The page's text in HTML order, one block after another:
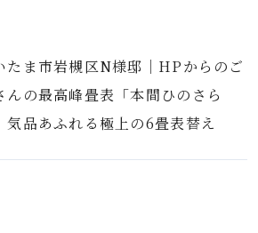
たま市岩槻区N様邸｜HPからのご
の最高峰畳表「本間ひのさら
気品あふれる極上の6畳表替え